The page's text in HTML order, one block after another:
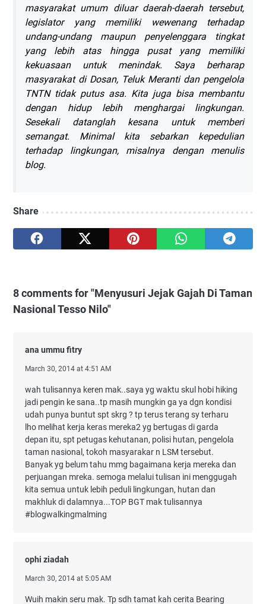
masyarakat umum diluar daerah-daerah tersebut,
legislator yang memiliki wewenang terhadap
undang-undang maupun penyelenggara tingkat
yang lebih atas hingga pusat yang memiliki
kekuasaan untuk menindak. Saya berharap
masyarakat di Dosan, Teluk Meranti dan pengelola
TNTN tidak putus asa. Kita juga bisa membantu
dengan hidup lebih menghargai lingkungan.
Sesekali datanglah kesana untuk memberi
semangat. Minimal kita sebarkan kepedulian
terhadap lingkungan, misalnya dengan menulis
blog.
Share
8 comments for "Menyusuri Jejak Gajah Di Taman
Nasional Tesso Nilo"
ana ummu fitry
March 30, 2014 at 4:51 AM
wah tulisannya keren mak..saya yg waktu skul hobi hiking
jadi pengin ke sana..tp masih mungkin ga ya dgn kondisi
udah punya buntut spt skrg ? tp terus terang sy terharu
lho melihat kerja keras mereka2 yg bertugas di garda
depan itu, spt petugas kehutanan, polisi hutan, pengelola
taman nasional, tokoh masyarakar n LSM tersebut.
Banyak yg belum tahu mmg bagaimana kerja mereka dan
perjuangan mreka. semoga melalui tulisan ini menggugah
kita semua untuk lebih peduli lingkungan, hutan dan
makhluk di dalamnya...TOP BGT mak tulisannya
#blogwalkingmalming
ophi ziadah
March 30, 2014 at 5:05 AM
Wuih makin seru mak. Tp sdh tamat kah cerita Bearing